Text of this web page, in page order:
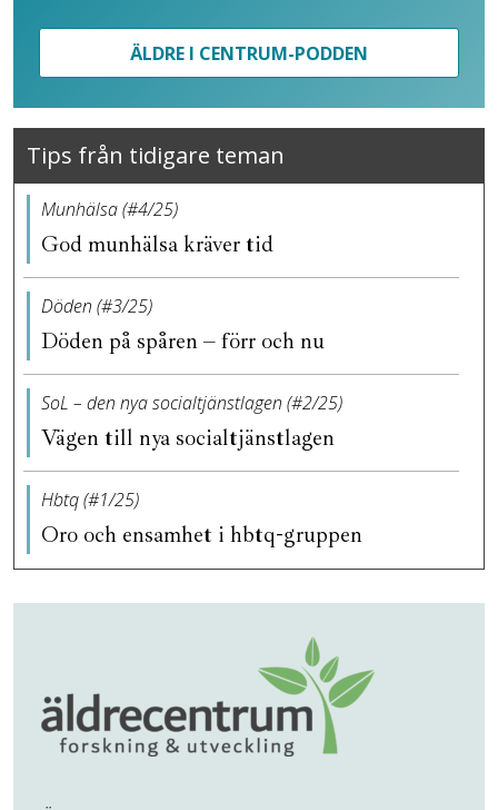
ÄLDRE I CENTRUM-PODDEN
Tips från tidigare teman
Munhälsa (#4/25)
God munhälsa kräver tid
Döden (#3/25)
Döden på spåren – förr och nu
SoL – den nya socialtjänstlagen (#2/25)
Vägen till nya socialtjänstlagen
Hbtq (#1/25)
Oro och ensamhet i hbtq-gruppen